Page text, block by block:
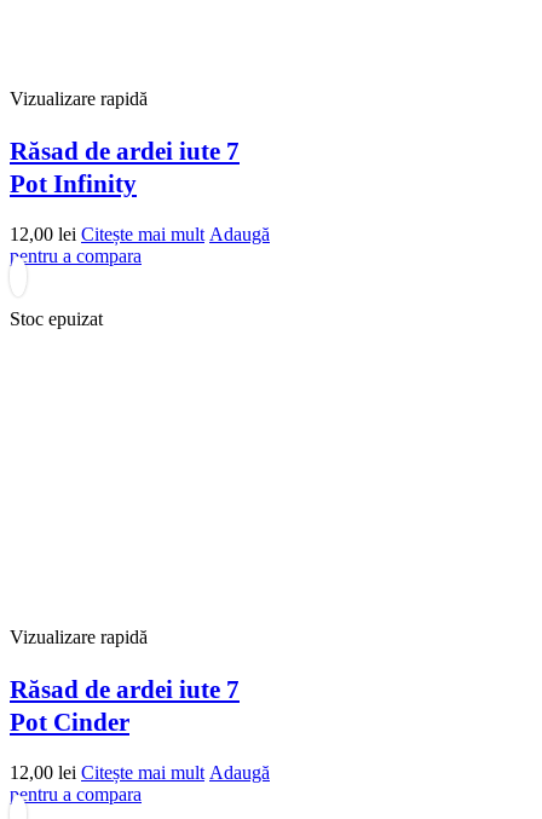
Vizualizare rapidă
Răsad de ardei iute 7
Pot Infinity
12,00 lei Citește mai mult Adaugă
pentru a compara
Stoc epuizat
Vizualizare rapidă
Răsad de ardei iute 7
Pot Cinder
12,00 lei Citește mai mult Adaugă
pentru a compara